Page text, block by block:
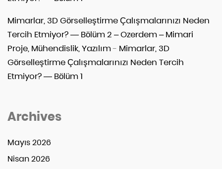
Mimarlar, 3D Görselleştirme Çalışmalarınızı Neden
Tercih Etmiyor? — Bölüm 2 – Ozerdem – Mimari
Proje, Mühendislik, Yazılım- Mimarlar, 3D
Görselleştirme Çalışmalarınızı Neden Tercih
Etmiyor? — Bölüm 1
Archives
Mayıs 2026
Nisan 2026